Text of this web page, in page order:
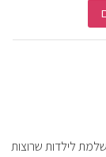
לילדות שרוצות